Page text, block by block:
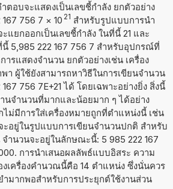
ตอบจะแสดงเป็นเลขชี้กำลัง ยกตัวอย่าง
167 756 7 × 10 21 สำหรับรูปแบบการนำ
แยกออกเป็นเลขชี้กำลัง ในที่นี้ 21 และ
นี้ 5,985 222 167 756 7 สำหรับอุปกรณ์ที่
ารแสดงจำนวน ยกตัวอย่างเช่น เครื่อง
ผู้ใช้ยังสามารถหาวิธีในการเขียนจำนวน
756 7E+21 ได้ โดยเฉพาะอย่างยิ่ง สิ่งนี้
นจำนวนที่มากและน้อยมาก ๆ ได้อย่าง
ไม่มีการใส่เครื่องหมายถูกที่ตำแหน่งนี้ เช่น
อยู่ในรูปแบบการเขียนจำนวนปกติ สำหรับ
จำนวนจะอยู่ในลักษณะนี้: 5 985 222 167
การนำเสนอผลลัพธ์แบบอิสระ ความ
เครื่องคำนวณนี้คือ 14 ตำแหน่ง ซึ่งนั่นควร
มากพอสำหรับการประยุกต์ใช้งานส่วน